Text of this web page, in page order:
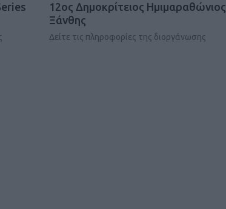
12ος Δημοκρίτειος Ημιμαραθώνιος
Ξάνθης
Δείτε τις πληροφορίες της διοργάνωσης